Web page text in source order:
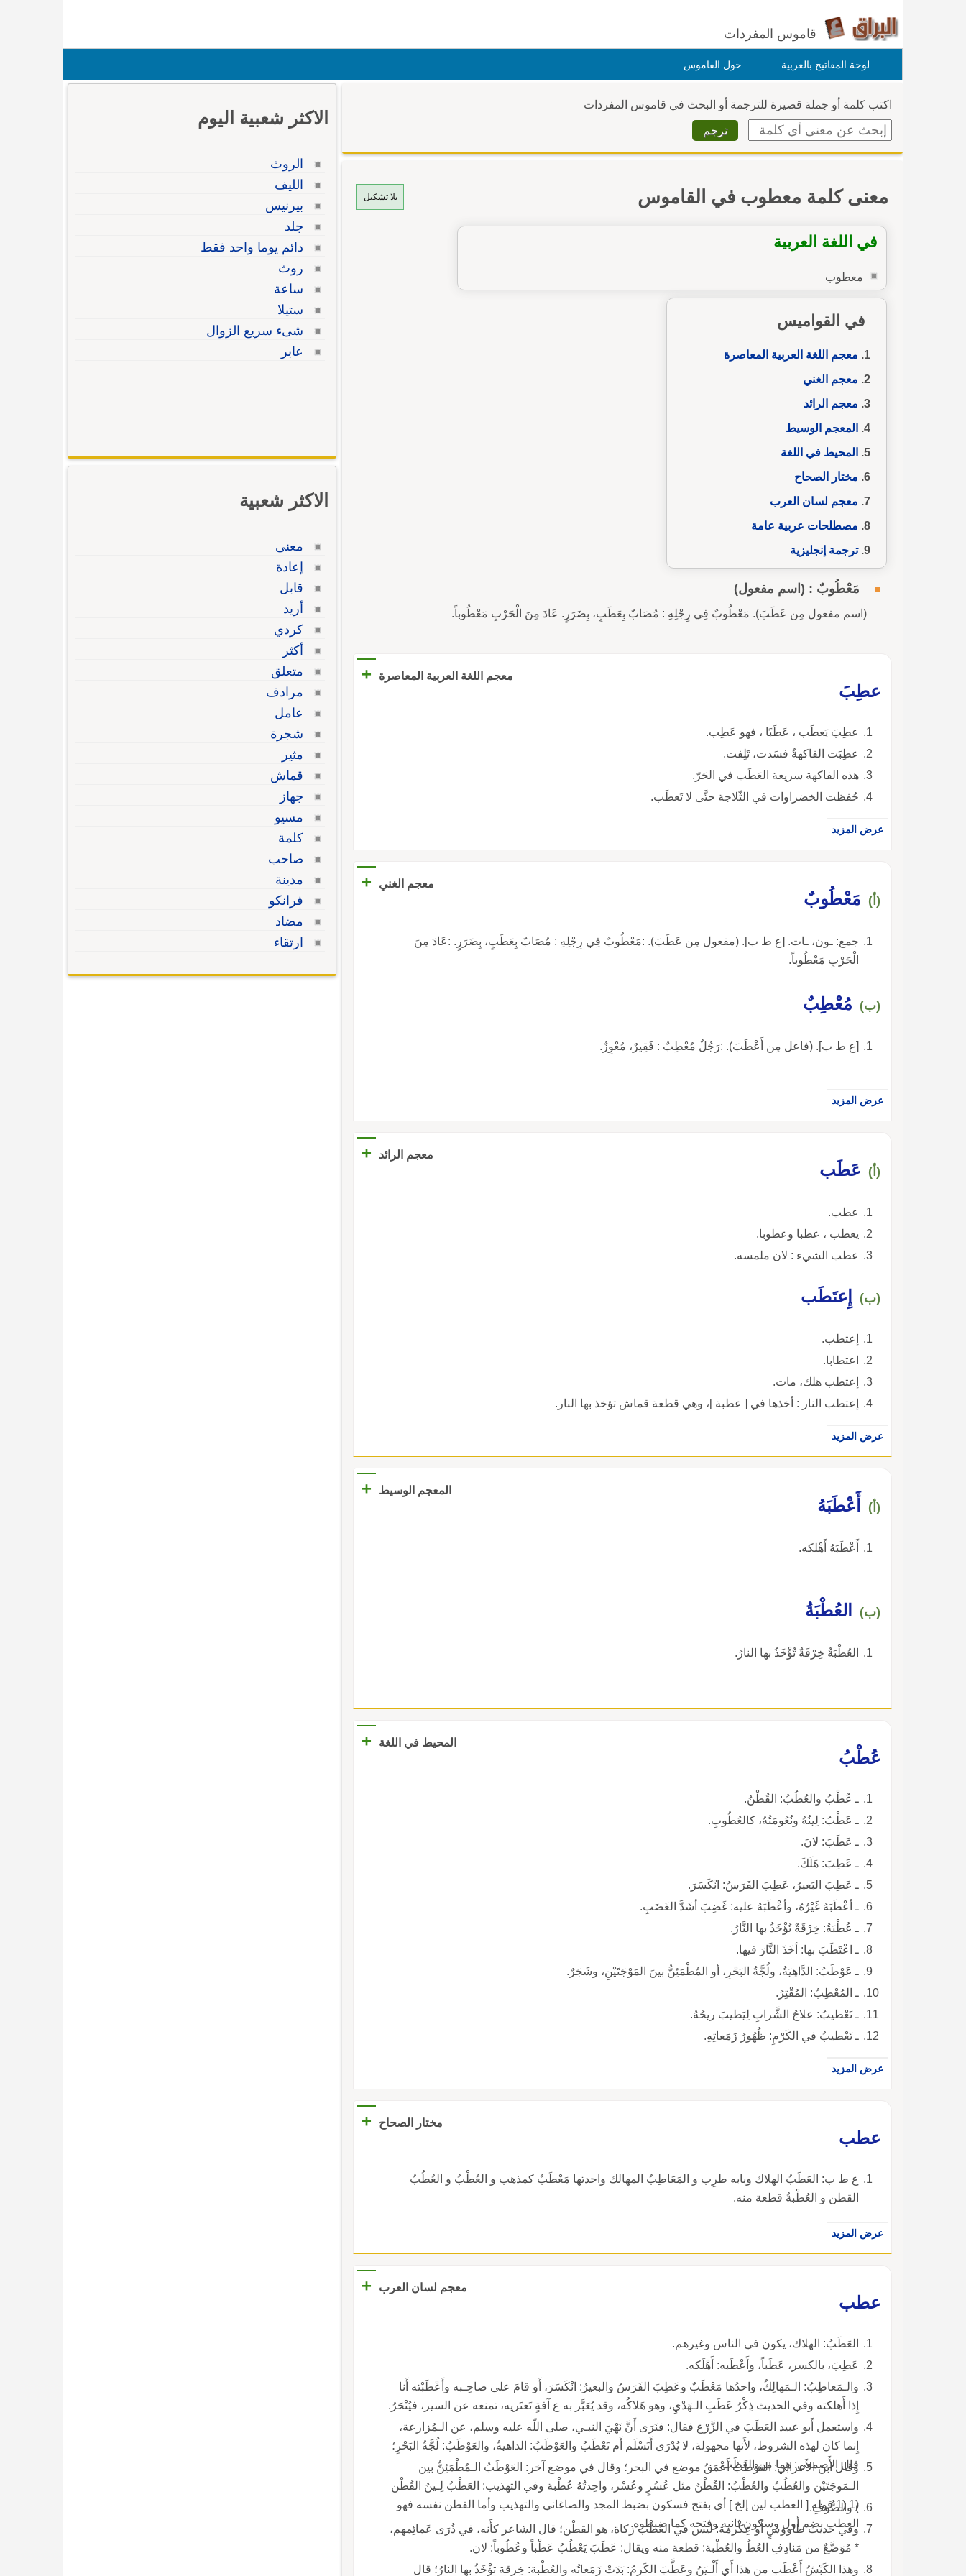
قاموس المفردات
لوحة المفاتيح بالعربية حول القاموس
اكتب كلمة أو جملة قصيرة للترجمة أو البحث في قاموس المفردات
بلا تشكيل معنى كلمة معطوب في القاموس
في اللغة العربية
معطوب
في القواميس
معجم اللغة العربية المعاصرة
معجم الغني
معجم الرائد
المعجم الوسيط
المحيط في اللغة
مختار الصحاح
معجم لسان العرب
مصطلحات عربية عامة
ترجمة إنجليزية
مَعْطُوبٌ : (اسم مفعول)
(اسم مفعول مِن عَطَبَ). مَعْطُوبٌ فِي رِجْلِهِ : مُصَابٌ بِعَطَبٍ، بِضَرَرٍ. عَادَ مِنَ الْحَرْبِ مَعْطُوباً.
معجم اللغة العربية المعاصرة
+
عطِبَ
عطِبَ يَعطَب ، عَطَبًا ، فهو عَطِب.
عطِبَت الفاكهةُ فسَدت، تَلِفت.
هذه الفاكهة سريعة العَطَب في الحَرّ.
حُفظت الخضراوات في الثّلاجة حتَّى لا تَعطَب.
عرض المزيد
معجم الغني +
(أ) مَعْطُوبٌ
جمع: ـون، ـات. [ع ط ب]. (مفعول مِن عَطَبَ). :مَعْطُوبٌ فِي رِجْلِهِ : مُصَابٌ بِعَطَبٍ، بِضَرَرٍ. :عَادَ مِنَ
الْحَرْبِ مَعْطُوباً.
(ب) مُعْطِبٌ
[ع ط ب]. (فاعل مِن أَعْطَبَ). :رَجُلٌ مُعْطِبٌ : فَقِيرٌ، مُعْوِزٌ.
عرض المزيد
معجم الرائد +
(أ) عَطَب
عطب.
يعطب ، عطبا وعطوبا.
عطب الشيء : لان ملمسه.
(ب) إِعتَطَب
إعتطب.
اعتطابا.
إعتطب هلك، مات.
إعتطب النار : أخذها في [ عطبة ]، وهي قطعة قماش تؤخذ بها النار.
عرض المزيد
المعجم الوسيط +
(أ) أَعْطَبَهُ
أَعْطَبَهُ أَهْلكه.
(ب) العُطْبَةُ
العُطْبَةُ خِرْقَةٌ تُؤْخَذُ بها النارُ.
المحيط في اللغة
+
عُطْبُ
ـ عُطْبُ والعُطُبُ: القُطْنُ.
ـ عَطْبُ: لِينُهُ ونُعُومَتُهُ، كالعُطُوبِ.
ـ عَطَبَ: لانَ.
ـ عَطِبَ: هَلَكَ.
ـ عَطِبَ البَعيرُ، عَطِبَ الفَرَسُ: انْكَسَرَ.
ـ أعْطَبَهُ غَيْرُهُ، وأعْطَبَهُ عليه: غَضِبَ أشَدَّ الغَضَبِ.
ـ عُطْبَةُ: خِرْقَةٌ تُؤْخَذُ بها النَّارُ.
ـ اعْتَطَبَ بها: أخَذَ النَّارَ فيها.
ـ عَوْطَبُ: الدَّاهِيَةُ، ولُجَّةُ البَحْرِ، أو المُطْمَئِنُّ بينَ المَوْجَتَيْنِ، وشَجَرٌ.
ـ المُعْطِبُ: المُقْتِرُ.
ـ تَعْطيبُ: علاجُ الشَّرابِ لِيَطيبَ ريحُهُ.
ـ تَعْطيبُ في الكَرْمِ: ظُهُورُ زَمَعاتِهِ.
عرض المزيد
مختار الصحاح
+
عطب
ع ط ب: العَطَبُ الهلاك وبابه طرِب و المَعَاطِبُ المهالك واحدتها مَعْطَبٌ كمذهب و العُطْبُ و العُطُبُ
القطن و العُطْبةُ قطعة منه.
عرض المزيد
معجم لسان العرب
+
عطب
العَطَبُ: الهلاك، يكون في الناس وغيرهم.
عَطِبَ، بالكسر، عَطَباً، وأَعْطَبه: أَهْلَكه.
والـمَعاطِبُ: الـمَهالِكُ، واحدُها مَعْطَبٌ وعَطِبَ الفَرَسُ والبعيرُ: انْكَسَرَ، أَو قامَ على صاحِـبه وأَعْطَبْته أَنا
إِذا أَهلكته وفي الحديث ذِكْرُ عَطَبِ الـهَدْيِ، وهو هَلاكُه، وقد يُعَبَّر به ع آفةٍ تَعتَريه، تمنعه عن السير، فيُنْحَرُ.
واستعمل أَبو عبيد العَطَبَ في الزَّرْع فقال: فنَرَى أَنَّ نَهْيَ النبـي، صلى اللّه عليه وسلم، عن الـمُزارعة،
إِنما كان لهذه الشروط، لأَنها مجهولة، لا يُدْرَى أَتَسْلَم أَم تَعْطَبُ والعَوْطَبُ: الداهيةُ، والعَوْطَبُ: لُجَّةُ البَحْرِ؛
قال الأَصمعي: هما من العَطَب.
وقال ابن الأَعرابي: العَوْطَبُ أَعْمَقُ موضع في البحر؛ وقال في موضع آخر: العَوْطَبُ الـمُطْمَئِنُّ بين
الـمَوجَتَيْن والعُطُبُ والعُطْبُ: القُطْنُ مثل عُسُرٍ وعُسْر، واحِدتُهُ عُطْبة وفي التهذيب: العَطْبُ لِـينُ القُطْن
(1 (1 قوله [ العطب لين إلخ ] أي بفتح فسكون بضبط المجد والصاغاني والتهذيب وأما القطن نفسه فهو
العطب بضم أول وسكون ثانيه وفتحه كما ضبطوه.
) والصُّوفِ.
وفي حديث طاووسٍ أَو عِكْرمة: ليس في العُطْب زكاة، هو القطْن؛ قال الشاعر كأَنه، في ذُرَى عَمائِمهم،
* مُوَضَّعٌ من مَنادِفِ العُطُ والعُطْبة: قطعة منه ويقال: عَطَبَ يَعْطُبُ عَطْباً وعُطُوباً: لان.
وهذا الكَبْشُ أَعْطَب من هذا أَي أَلْـيَنُ وعَطَّبَ الكَرمُ: بَدَتْ زَمَعاتُه والعُطْبة: خِرقة تؤْخَذُ بها النارُ؛ قال
الاكثر شعبية اليوم
الروث
الليف
بيرنيس
جلد
دائم يوما واحد فقط
روث
ساعة
ستيلا
شىء سريع الزوال
عابر
الاكثر شعبية
معنى
إعادة
قابل
أريد
كردي
أكثر
متعلق
مرادف
عامل
شجرة
مثير
قماش
جهاز
مسيو
كلمة
صاحب
مدينة
فرانكو
مضاد
ارتقاء